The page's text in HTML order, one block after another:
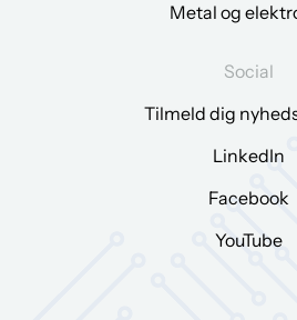
Metal og
Social
Tilmeld dig
LinkedIn
Facebook
YouTube